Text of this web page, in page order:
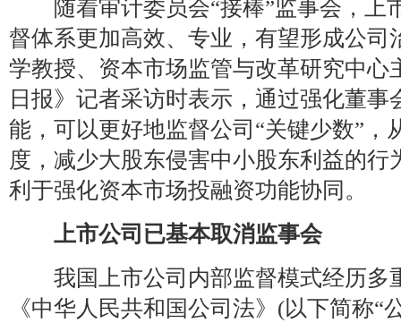
随着审计委员会“接棒”监事会，上
督体系更加高效、专业，有望形成公司
学教授、资本市场监管与改革研究中心
日报》记者采访时表示，通过强化董事
能，可以更好地监督公司“关键少数”，
度，减少大股东侵害中小股东利益的行
利于强化资本市场投融资功能协同。
上市公司已基本取消监事会
我国上市公司内部监督模式经历多
《中华人民共和国公司法》(以下简称“